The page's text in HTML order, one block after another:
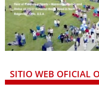
SITIO WEB OFICIAL